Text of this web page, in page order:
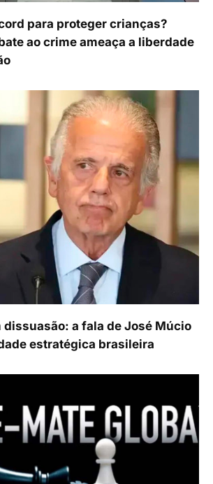
para proteger crianças?
ao crime ameaça a liberdade
dissuasão: a fala de José Múcio
estratégica brasileira